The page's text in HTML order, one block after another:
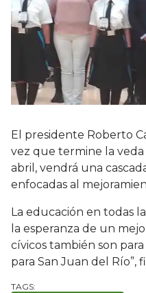
El presidente Roberto
vez que termine la veda
abril, vendrá una
enfocadas al
La educación en todas
la esperanza de un
cívicos también son
para San Juan del Río”,